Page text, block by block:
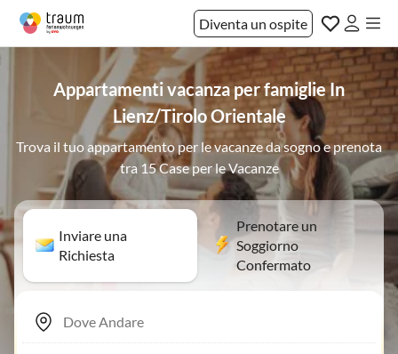
Diventa un ospite
Appartamenti vacanza per famiglie In
Lienz/Tirolo Orientale
Trova il tuo appartamento per le vacanze da sogno e prenota
tra 15 Case per le Vacanze
Inviare una
Richiesta
Prenotare un
Soggiorno
Confermato